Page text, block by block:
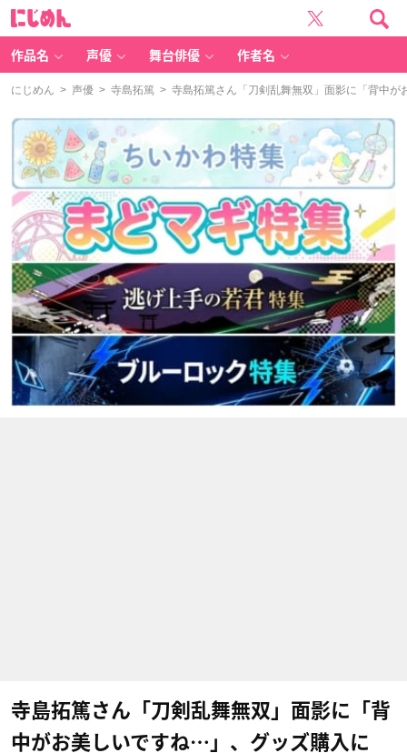
作品名 声優 舞台俳優 作者名
にじめん > 声優 > 寺島拓篤 > 寺島拓篤さん「刀剣乱舞無双」面影に「背中
寺島拓篤さん「刀剣乱舞無双」面影に「背
中がお美しいですね…」、グッズ購入に